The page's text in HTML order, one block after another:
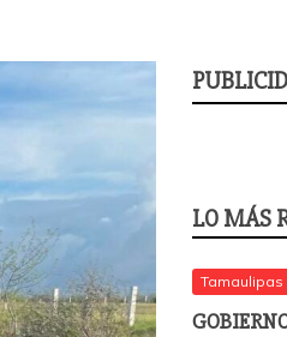
LO MÁS
Tamaulipas